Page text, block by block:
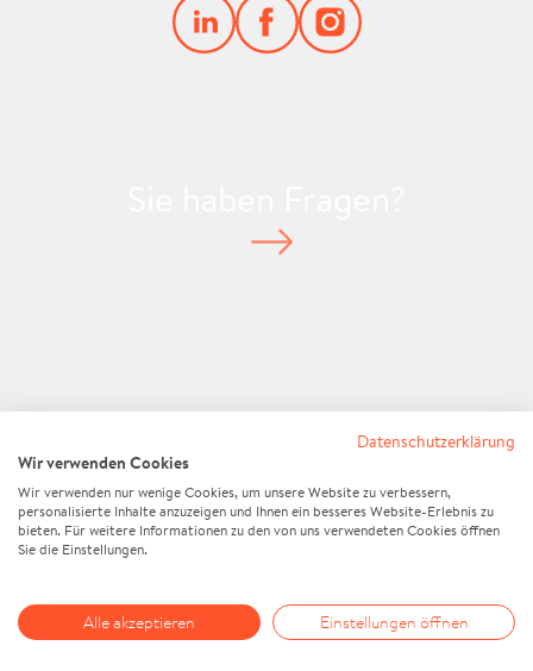
Standort anzeigen
IMPRESSUM // DATENSCHUTZ
Datenschutzerklärung
Wir verwenden Cookies
Wir verwenden nur wenige Cookies, um unsere Website zu verbessern,
personalisierte Inhalte anzuzeigen und Ihnen ein besseres Website-Erlebnis zu
bieten. Für weitere Informationen zu den von uns verwendeten Cookies öffnen
Sie die Einstellungen.
Alle akzeptieren Einstellungen öffnen